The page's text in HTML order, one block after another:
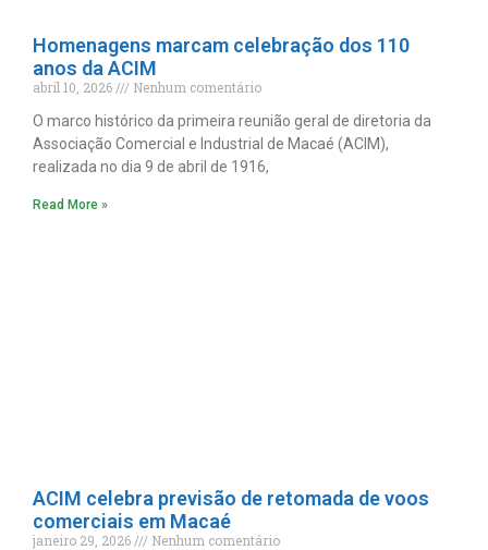
Homenagens marcam celebração dos 110
anos da ACIM
abril 10, 2026
Nenhum comentário
O marco histórico da primeira reunião geral de diretoria da
Associação Comercial e Industrial de Macaé (ACIM),
realizada no dia 9 de abril de 1916,
Read More »
ACIM celebra previsão de retomada de voos
comerciais em Macaé
janeiro 29, 2026
Nenhum comentário